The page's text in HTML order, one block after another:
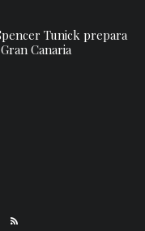
Tunick prepara
Canaria